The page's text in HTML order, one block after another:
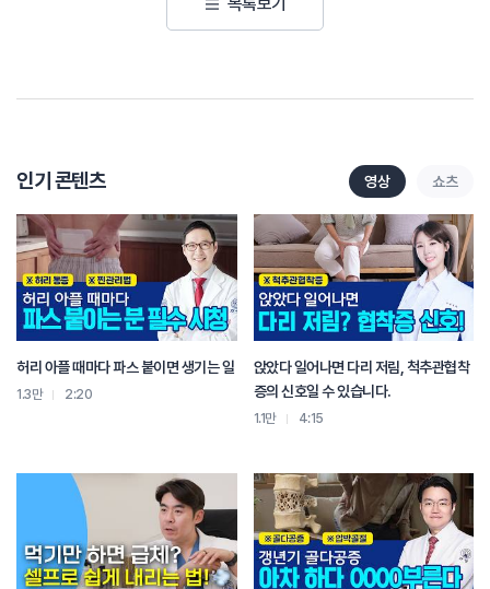
침이나 약침 치료, 혹은 좀 더 국소 주위의 염증을
그 뒤로 꾸준하게 관리를 하시면서
안정을 취하면서 꾸준하게 지속을 해 주셔야
압박골절이 잘 완벽하게 치료가 됐다라고
이야기할 수 있습니다.
인기 콘텐츠 영상 쇼츠
허리 아플 때마다 파스 붙이면 생기는 일
1.3만 2:20
앉았다 일어나면 다리 저림, 척추관협착
증의 신호일 수 있습니다.
1.1만 4:15